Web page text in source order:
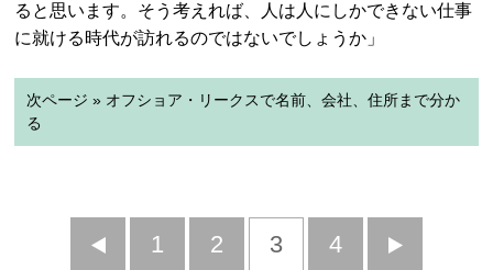
ると思います。そう考えれば、人は人にしかできない仕事
に就ける時代が訪れるのではないでしょうか」
次ページ » オフショア・リークスで名前、会社、住所まで分か
る
前
1 2 3 4